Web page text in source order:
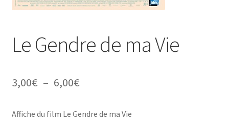
Le Gendre de ma Vie
3,00€ – 6,00€Plage
prix :
Affiche du film Le Gendre de ma Vie